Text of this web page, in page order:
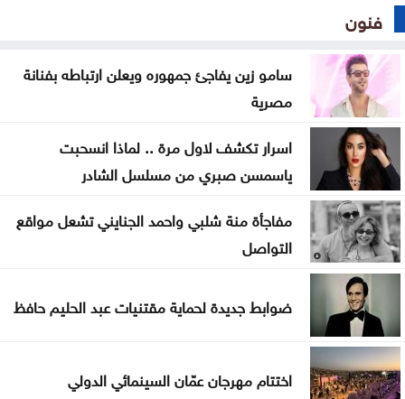
فنون
سامو زين يفاجئ جمهوره ويعلن ارتباطه بفنانة
مصرية
اسرار تكشف لاول مرة .. لماذا انسحبت
ياسمسن صبري من مسلسل الشادر
مفاجأة منة شلبي واحمد الجنايني تشعل مواقع
التواصل
ضوابط جديدة لحماية مقتنيات عبد الحليم حافظ
اختتام مهرجان عمّان السينمائي الدولي